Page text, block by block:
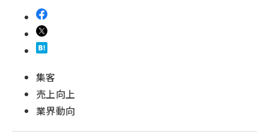
集客
売上向上
業界動向